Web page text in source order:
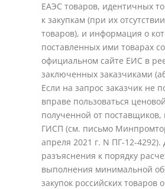
ЕАЭС товаров, идентичных
к закупкам (при их
товаров), и информация о
поставленных ими товарах
официальном сайте ЕИС в
заключенных заказчиками
Если на запрос заказчик не
вправе пользоваться
полученной от
ГИСП (см. письмо
апреля 2021 г. N ПГ-12-
разъяснения к порядку
выполнения минимальной
закупок российских товаров